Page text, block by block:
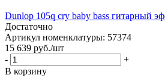
Dunlop 105q cry baby bass гитарный
Достаточно
Артикул номенклатуры: 57374
15 639 руб./шт
-
+
В корзину